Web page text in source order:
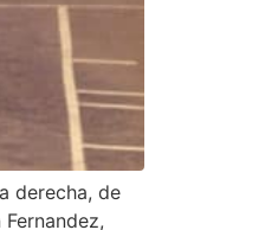
derecha, de